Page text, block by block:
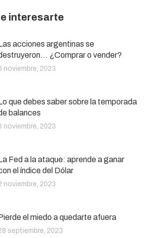
interesarte
acciones argentinas se
¿Comprar o vender?
noviembre, 2023
que debes saber sobre la temporada
balances
noviembre, 2023
Fed a la ataque: aprende a ganar
el índice del Dólar
noviembre, 2023
el miedo a quedarte afuera
septiembre, 2023